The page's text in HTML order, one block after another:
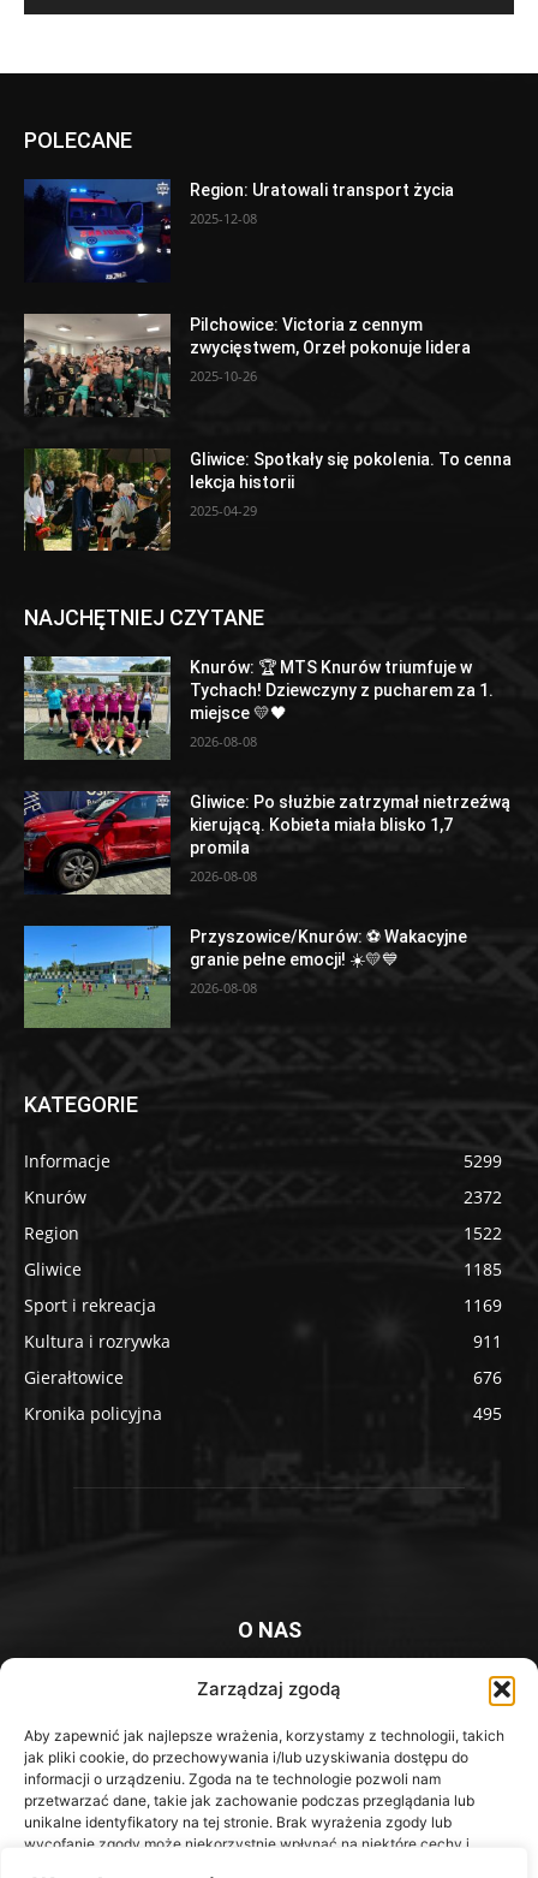
Zarządzaj zgodą
Aby zapewnić jak najlepsze wrażenia, korzystamy z technologii, takich
jak pliki cookie, do przechowywania i/lub uzyskiwania dostępu do
informacji o urządzeniu. Zgoda na te technologie pozwoli nam
przetwarzać dane, takie jak zachowanie podczas przeglądania lub
unikalne identyfikatory na tej stronie. Brak wyrażenia zgody lub
wycofanie zgody może niekorzystnie wpłynąć na niektóre cechy i
POLECANE
Region: Uratowali transport życia
2025-12-08
Pilchowice: Victoria z cennym
zwycięstwem, Orzeł pokonuje lidera
2025-10-26
Gliwice: Spotkały się pokolenia. To cenna
lekcja historii
2025-04-29
NAJCHĘTNIEJ CZYTANE
Knurów: 🏆 MTS Knurów triumfuje w
Tychach! Dziewczyny z pucharem za 1.
miejsce 💛🖤
2026-08-08
Gliwice: Po służbie zatrzymał nietrzeźwą
kierującą. Kobieta miała blisko 1,7
promila
2026-08-08
Przyszowice/Knurów: ⚽️ Wakacyjne
granie pełne emocji! ☀️💛💙
2026-08-08
KATEGORIE
Informacje
5299
Knurów
2372
Region
1522
Gliwice
1185
Sport i rekreacja
1169
Kultura i rozrywka
911
Gierałtowice
676
Kronika policyjna
495
O NAS
Platforma informacyjna mieszkańców Knurowa i okolic
Kontakt z redakcją:redakcja@iknurow.pl
Media Społecznościowe